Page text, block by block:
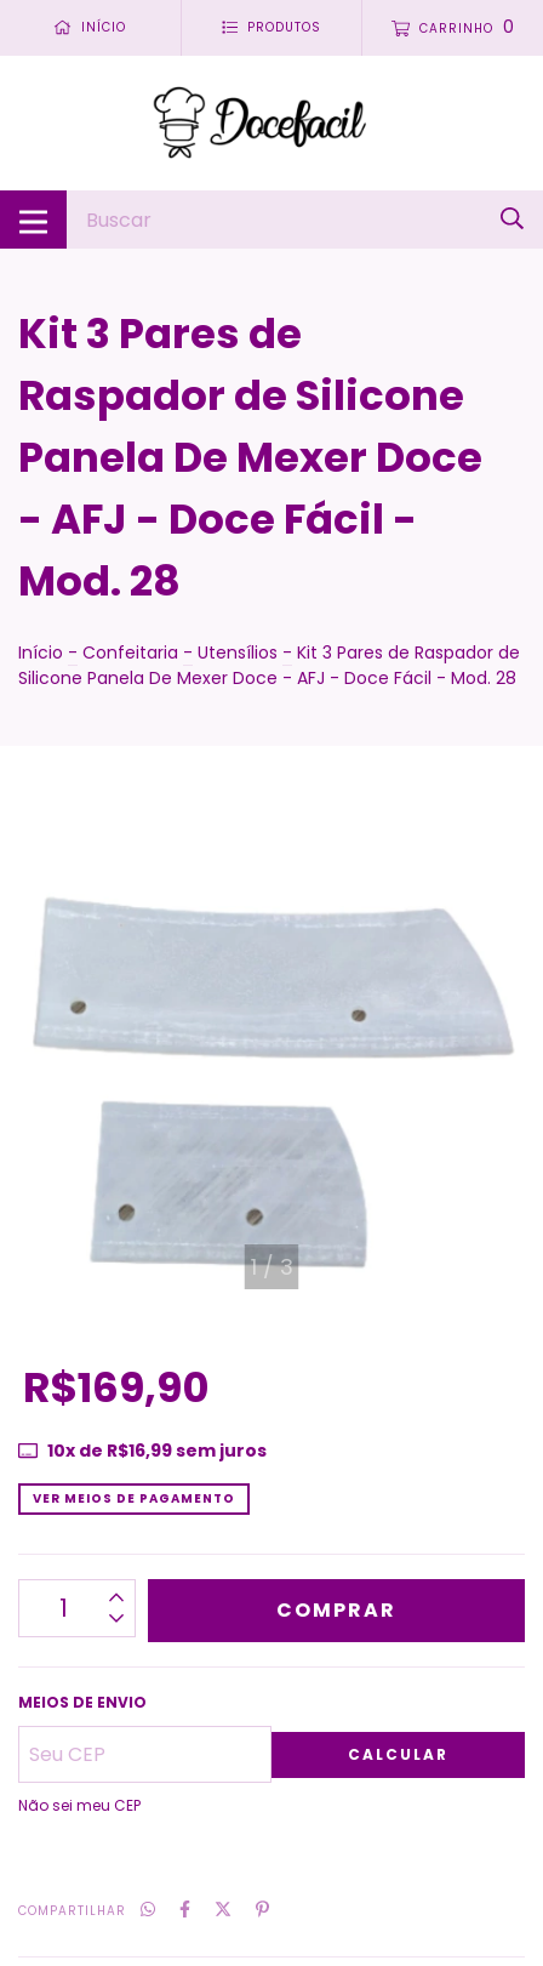
INÍCIO PRODUTOS CARRINHO 0
Kit 3 Pares de
Raspador de Silicone
Panela De Mexer Doce
- AFJ - Doce Fácil -
Mod. 28
Início - Confeitaria - Utensílios - Kit 3 Pares de Raspador de
Silicone Panela De Mexer Doce - AFJ - Doce Fácil - Mod. 28
1/3
R$169,90
10x de R$16,99sem juros
VER MEIOS DE PAGAMENTO
MEIOS DE ENVIO
CALCULAR
Não sei meu CEP
COMPARTILHAR